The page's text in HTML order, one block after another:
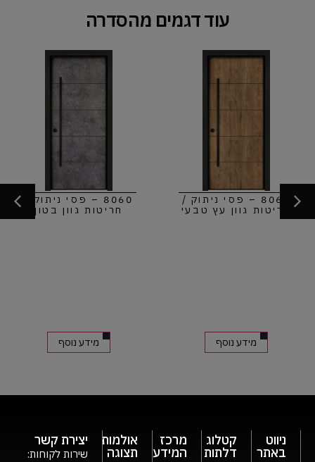
עוד דגמים מהסדרה
8060 – פסי ניתוק /
חריטות גוון עץ טבעי
מידע נוסף
8060 – פסי ניתוק /
חריטות גוון בטון
מידע נוסף
ניווט
באתר
קטלוג
דלתות
מרכז
המידע
אולמות
תצוגה
יצירת קשר
שירות לקוחות: